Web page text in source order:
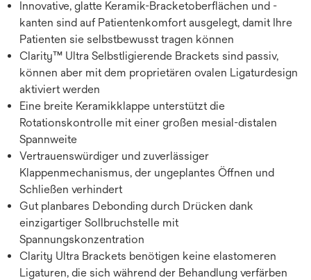
Innovative, glatte Keramik-Bracketoberflächen und -
kanten sind auf Patientenkomfort ausgelegt, damit Ihre
Patienten sie selbstbewusst tragen können
Clarity™ Ultra Selbstligierende Brackets sind passiv,
können aber mit dem proprietären ovalen Ligaturdesign
aktiviert werden
Eine breite Keramikklappe unterstützt die
Rotationskontrolle mit einer großen mesial-distalen
Spannweite
Vertrauenswürdiger und zuverlässiger
Klappenmechanismus, der ungeplantes Öffnen und
Schließen verhindert
Gut planbares Debonding durch Drücken dank
einzigartiger Sollbruchstelle mit
Spannungskonzentration
Clarity Ultra Brackets benötigen keine elastomeren
Ligaturen, die sich während der Behandlung verfärben